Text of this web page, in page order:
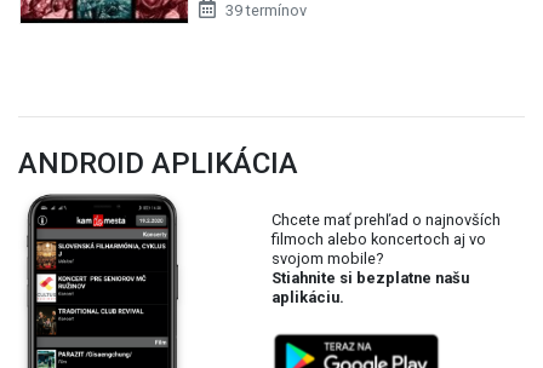
39 termínov
ANDROID APLIKÁCIA
Chcete mať prehľad o najnovších
filmoch alebo koncertoch aj vo
svojom mobile?
Stiahnite si bezplatne našu
aplikáciu.